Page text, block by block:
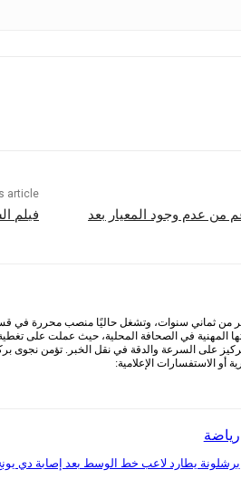
article
فيلم
ثماني سنوات، وتشغل حاليًا منصب محررة في قسم
المهنية في الصحافة المحلية، حيث عملت على
على السرعة والدقة في نقل الخبر. تؤمن نجوى
أو الاستفسارات الإعلامية:
رياضة
برشلونة يطارد لاعب خط الوسط بعد إصابة دي